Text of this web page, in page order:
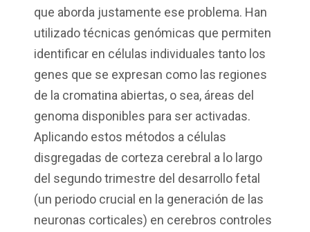
que aborda justamente ese problema. Han
utilizado técnicas genómicas que permiten
identificar en células individuales tanto los
genes que se expresan como las regiones
de la cromatina abiertas, o sea, áreas del
genoma disponibles para ser activadas.
Aplicando estos métodos a células
disgregadas de corteza cerebral a lo largo
del segundo trimestre del desarrollo fetal
(un periodo crucial en la generación de las
neuronas corticales) en cerebros controles